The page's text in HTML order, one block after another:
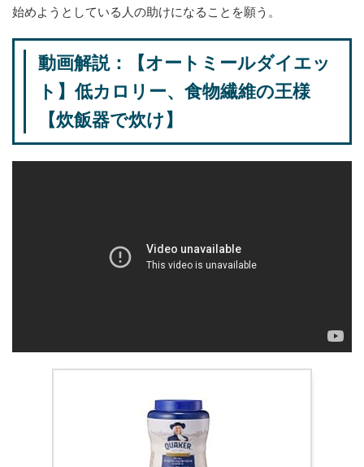
始めようとしている人の助けになることを願う。
動画解説：【オートミールダイエッ
ト】低カロリー、食物繊維の王様
【炊飯器で炊け】